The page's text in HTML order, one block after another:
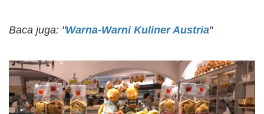
Baca juga: "Warna-Warni Kuliner Austria"